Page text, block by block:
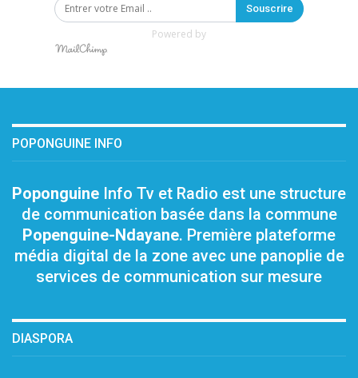
Souscrire
Powered by
POPONGUINE INFO
Poponguine Info Tv et Radio est une structure
de communication basée dans la commune
Popenguine-Ndayane. Première plateforme
média digital de la zone avec une panoplie de
services de communication sur mesure
DIASPORA